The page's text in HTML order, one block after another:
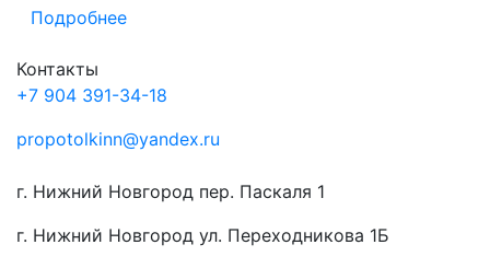
Подробнее
Контакты
+7 904 391-34-18
propotolkinn@yandex.ru
г. Нижний Новгород пер. Паскаля 1
г. Нижний Новгород ул. Переходникова 1Б